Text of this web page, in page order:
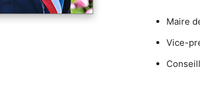
Maire
Vice-